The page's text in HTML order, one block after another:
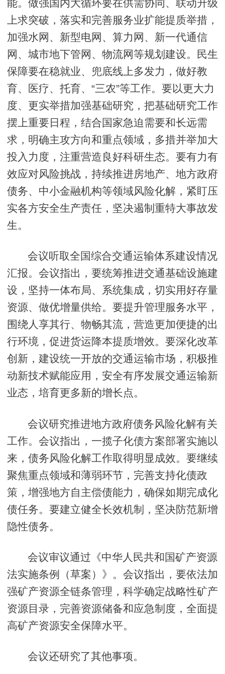
能。做强国内大循环要在供需协同、联动升级
上求突破，落实和完善服务业扩能提质举措，
加强水网、新型电网、算力网、新一代通信
网、城市地下管网、物流网等规划建设。民生
保障要在稳就业、兜底线上多发力，做好教
育、医疗、托育、“三农”等工作。要以更大力
度、更实举措加强基础研究，把基础研究工作
摆上重要日程，结合国家急迫需要和长远需
求，明确主攻方向和重点领域，多措并举加大
投入力度，注重营造良好科研生态。要有力有
效应对风险挑战，持续推进房地产、地方政府
债务、中小金融机构等领域风险化解，紧盯压
实各方安全生产责任，坚决遏制重特大事故发
生。
会议听取全国综合交通运输体系建设情况
汇报。会议指出，要统筹推进交通基础设施建
设，坚持一体布局、系统集成，切实用好存量
资源、做优增量供给。要提升管理服务水平，
围绕人享其行、物畅其流，营造更加便捷的出
行环境，促进货运降本提质增效。要深化改革
创新，建设统一开放的交通运输市场，积极推
动新技术赋能应用，安全有序发展交通运输新
业态，培育更多新的增长点。
会议研究推进地方政府债务风险化解有关
工作。会议指出，一揽子化债方案部署实施以
来，债务风险化解工作取得明显成效。要继续
聚焦重点领域和薄弱环节，完善支持化债政
策，增强地方自主偿债能力，确保如期完成化
债任务。要建立健全长效机制，坚决防范新增
隐性债务。
会议审议通过《中华人民共和国矿产资源
法实施条例（草案）》。会议指出，要依法加
强矿产资源全链条管理，科学确定战略性矿产
资源目录，完善资源储备和应急制度，全面提
高矿产资源安全保障水平。
会议还研究了其他事项。